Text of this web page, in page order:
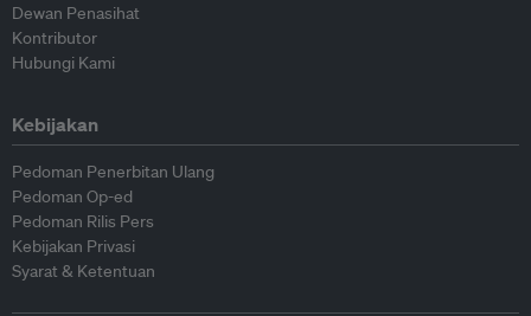
Dewan Penasihat
Kontributor
Hubungi Kami
Kebijakan
Pedoman Penerbitan Ulang
Pedoman Op-ed
Pedoman Rilis Pers
Kebijakan Privasi
Syarat & Ketentuan